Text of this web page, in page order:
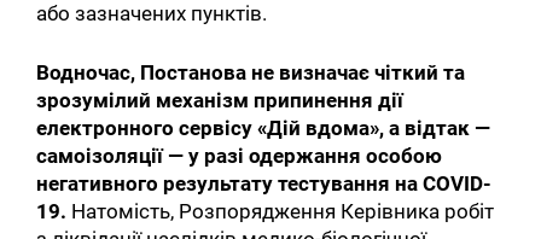
або зазначених пунктів.
Водночас, Постанова не визначає чіткий та
зрозумілий механізм припинення дії
електронного сервісу «Дій вдома», а відтак —
самоізоляції — у разі одержання особою
негативного результату тестування на COVID-
19. Натомість, Розпорядження Керівника робіт